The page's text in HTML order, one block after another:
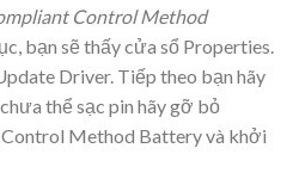
Control Method
bạn sẽ thấy cửa sổ Properties.
Driver. Tiếp theo bạn hãy
thể sạc pin hãy gỡ bỏ
Method Battery và khởi